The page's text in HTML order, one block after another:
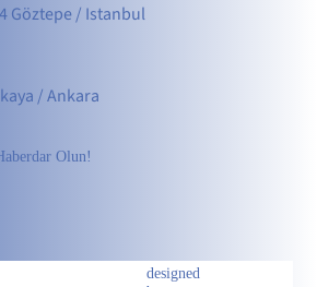
Göztepe / Istanbul
/ Ankara
Olun!
designed